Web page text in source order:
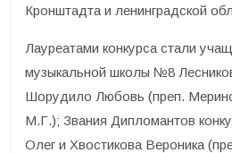
Кронштадта и ленинградской
Лауреатами конкурса стали
музыкальной школы №8
Шорудило Любовь (преп.
М.Г.); Звания Дипломантов
Олег и Хвостикова Вероника